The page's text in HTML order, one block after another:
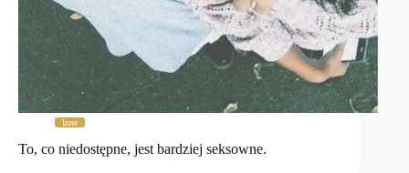
Inne
To, co niedostępne, jest bardziej seksowne.